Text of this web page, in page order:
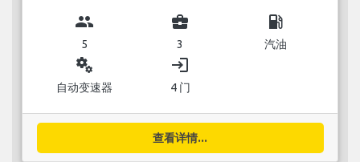
group
5
business_center
3
local_gas_station
汽油
miscellaneous_services
自动变速器
login
4 门
查看详情...